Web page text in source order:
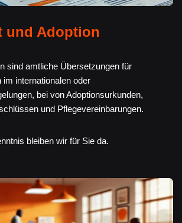
und Adoption
sind amtliche Übersetzungen für
internationalen oder
bei von Adoptionsurkunden,
und Pflegevereinbarungen.
bleiben wir für Sie da.